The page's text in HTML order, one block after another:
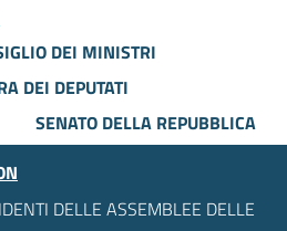
DEI MINISTRI
DEI DEPUTATI
SENATO DELLA REPUBBLICA
DELLE ASSEMBLEE DELLE